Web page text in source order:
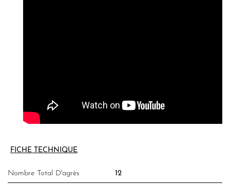
FICHE TECHNIQUE
Nombre Total D'agrès 12